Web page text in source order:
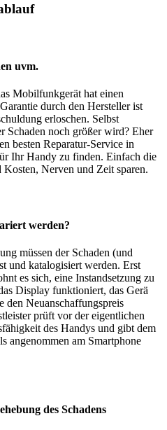
uvm.
Mobilfunkgerät hat einen
durch den Hersteller ist
erloschen. Selbst
Schaden noch größer wird? Eher
besten Reparatur-Service in
Ihr Handy zu finden. Einfach die
Nerven und Zeit sparen.
werden?
müssen der Schaden (und
und katalogisiert werden. Erst
es sich, eine Instandsetzung zu
Display funktioniert, das Gerä
den Neuanschaffungspreis
prüft vor der eigentlichen
des Handys und gibt dem
angenommen am Smartphone
des Schadens